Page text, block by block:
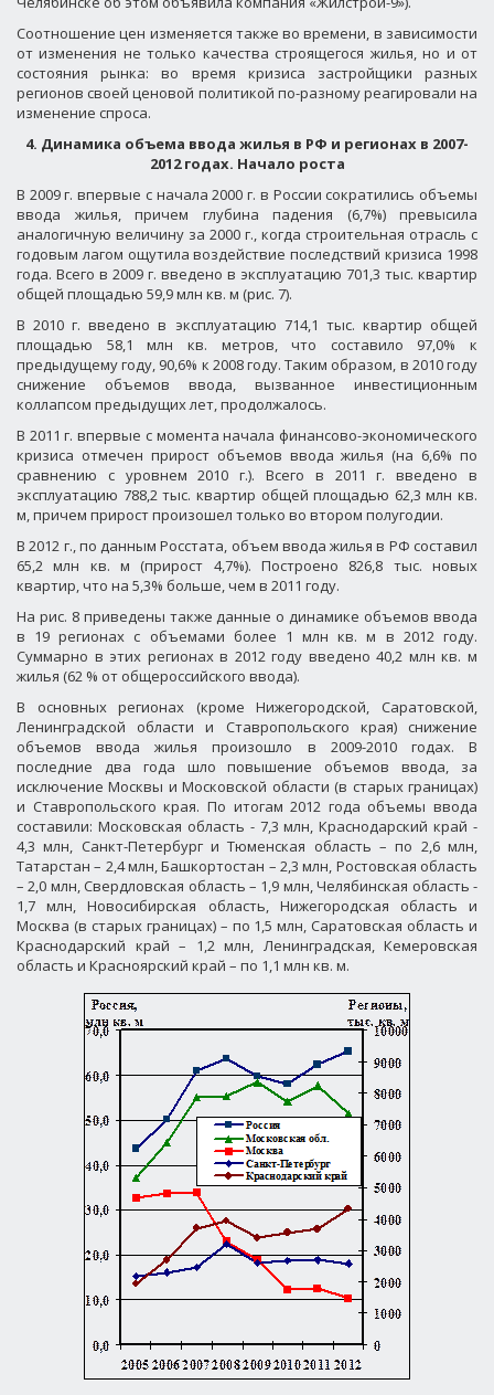
Соотношение цен изменяется также во времени, в зависимости
от изменения не только качества строящегося жилья, но и от
состояния рынка: во время кризиса застройщики разных
регионов своей ценовой политикой по-разному реагировали на
изменение спроса.
4. Динамика объема ввода жилья в РФ и регионах в 2007-
2012 годах. Начало роста
В 2009 г. впервые с начала 2000 г. в России сократились объемы
ввода жилья, причем глубина падения (6,7%) превысила
аналогичную величину за 2000 г., когда строительная отрасль с
годовым лагом ощутила воздействие последствий кризиса 1998
года. Всего в 2009 г. введено в эксплуатацию 701,3 тыс. квартир
общей площадью 59,9 млн кв. м (рис. 7).
В 2010 г. введено в эксплуатацию 714,1 тыс. квартир общей
площадью 58,1 млн кв. метров, что составило 97,0% к
предыдущему году, 90,6% к 2008 году. Таким образом, в 2010 году
снижение объемов ввода, вызванное инвестиционным
коллапсом предыдущих лет, продолжалось.
В 2011 г.впервые с момента начала финансово-экономического
кризиса отмечен прирост объемов ввода жилья (на 6,6% по
сравнению с уровнем 2010 г.). Всего в 2011 г. введено в
эксплуатацию 788,2 тыс. квартир общей площадью 62,3 млн кв.
м, причем прирост произошел только во втором полугодии.
В 2012 г., по данным Росстата, объем ввода жилья в РФ составил
65,2 млн кв. м (прирост 4,7%). Построено 826,8 тыс. новых
квартир, что на 5,3% больше, чем в 2011 году.
На рис. 8 приведены также данные о динамике объемов ввода
в 19 регионах с объемами более 1 млн кв. м в 2012 году.
Суммарно в этих регионах в 2012 году введено 40,2 млн кв. м
жилья (62 % от общероссийского ввода).
В основных регионах (кроме Нижегородской, Саратовской,
Ленинградской области и Ставропольского края) снижение
объемов ввода жилья произошло в 2009-2010 годах. В
последние два года шло повышение объемов ввода, за
исключение Москвы и Московской области (в старых границах)
и Ставропольского края. По итогам 2012 года объемы ввода
составили: Московская область - 7,3 млн, Краснодарский край -
4,3 млн, Санкт-Петербург и Тюменская область – по 2,6 млн,
Татарстан – 2,4 млн, Башкортостан – 2,3 млн, Ростовская область
– 2,0 млн, Свердловская область – 1,9 млн, Челябинская область -
1,7 млн, Новосибирская область, Нижегородская область и
Москва (в старых границах) – по 1,5 млн, Саратовская область и
Краснодарский край – 1,2 млн, Ленинградская, Кемеровская
область и Красноярский край – по 1,1 млн кв. м.